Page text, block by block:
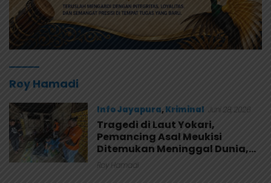
Roy Hamadi
Info Jayapura,Kriminal Juni 28, 2026
Tragedi di Laut Yokari,
Pemancing Asal Meukisi
Ditemukan Meninggal Dunia,
Jenazah Dievakuasi ke RS
Bhayangkara
Roy Hamadi